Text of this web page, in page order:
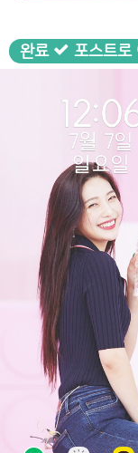
완료 포스트로